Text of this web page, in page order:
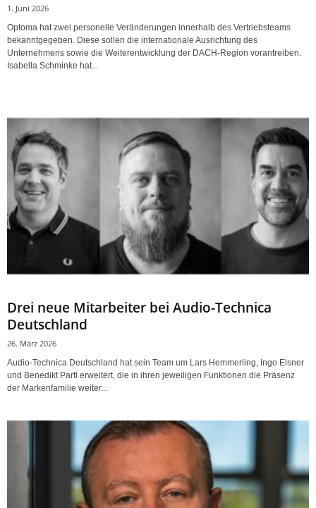
1. Juni 2026
Optoma hat zwei personelle Veränderungen innerhalb des Vertriebsteams
bekanntgegeben. Diese sollen die internationale Ausrichtung des
Unternehmens sowie die Weiterentwicklung der DACH-Region vorantreiben.
Isabella Schminke hat...
Drei neue Mitarbeiter bei Audio-Technica
Deutschland
26. März 2026
Audio-Technica Deutschland hat sein Team um Lars Hemmerling, Ingo Elsner
und Benedikt Partl erweitert, die in ihren jeweiligen Funktionen die Präsenz
der Markenfamilie weiter...